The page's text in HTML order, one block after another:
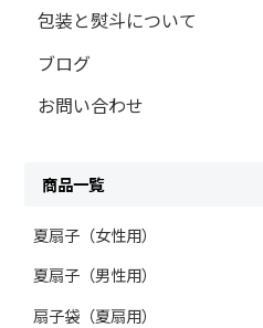
包装と熨斗について
ブログ
お問い合わせ
商品一覧
夏扇子（女性用）
夏扇子（男性用）
扇子袋（夏扇用）